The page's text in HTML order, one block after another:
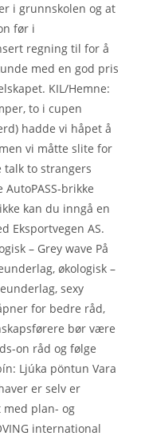
i grunnskolen og at
før i
regning til for å
med en god pris
KIL/Hemne:
to i cupen
hadde vi håpet å
vi måtte slite for
talk to strangers
brikke
kan du inngå en
Eksportvegen AS.
– Grey wave På
økologisk –
sexy
for bedre råd,
bør være
on råd og følge
Ljúka pöntun Vara
er selv er
plan- og
international